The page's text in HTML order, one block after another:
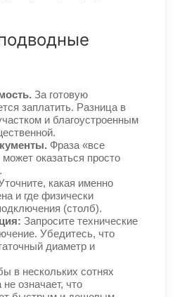
За готовую
заплатить. Разница в
и благоустроенным
Фраза «все
оказаться просто
какая именно
и где физически
(столб).
Запросите технические
Убедитесь, что
диаметр и
в нескольких сотнях
означает, что